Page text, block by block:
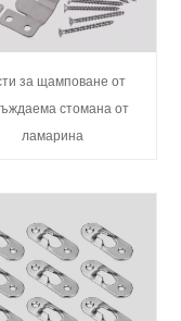
за щамповане от
стомана от
ламарина